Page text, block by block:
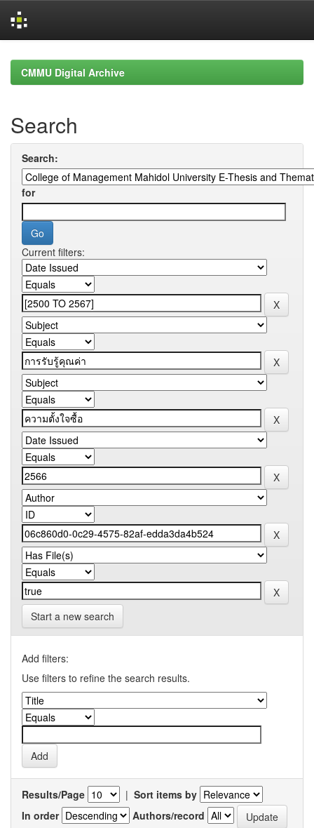
navigationCMMU Digital Archive
Search
Search:
for
Current filters:
Start a new search
Add filters:
Use filters to refine the search results.
Results/Page | Sort items by
In order
Authors/record